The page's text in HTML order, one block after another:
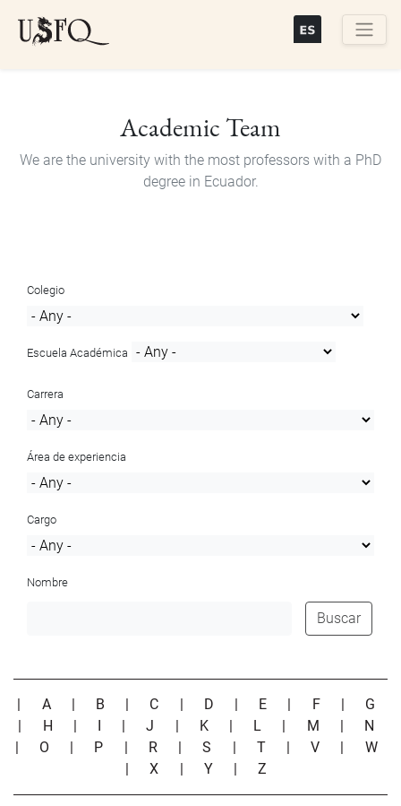
Academic Team
We are the university with the most professors with a PhD
degree in Ecuador.
Colegio
Escuela Académica
Carrera
Área de experiencia
Cargo
Nombre
Buscar
| A | B | C | D | E | F | G
| H | I |J | K | L | M | N
| O | P | R |S | T |V | W
|X | Y |Z